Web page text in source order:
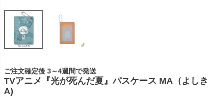
ご注文確定後 3～4週間で発送
TVアニメ『光が死んだ夏』パスケース MA（よしき
A)